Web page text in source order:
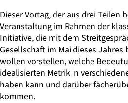
Dieser Vortag, der aus drei Teilen
Veranstaltung im Rahmen der
Initiative, die mit dem
Gesellschaft im Mai dieses Jahres
wollen vorstellen, welche
idealisierten Metrik in
haben kann und darüber
kommen.